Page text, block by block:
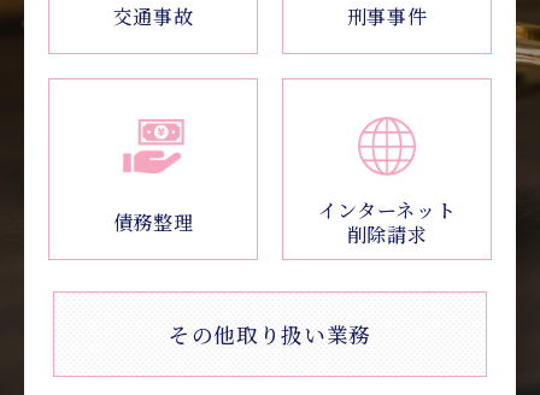
交通事故 刑事事件
債務整理
インターネット
削除請求
その他取り扱い業務